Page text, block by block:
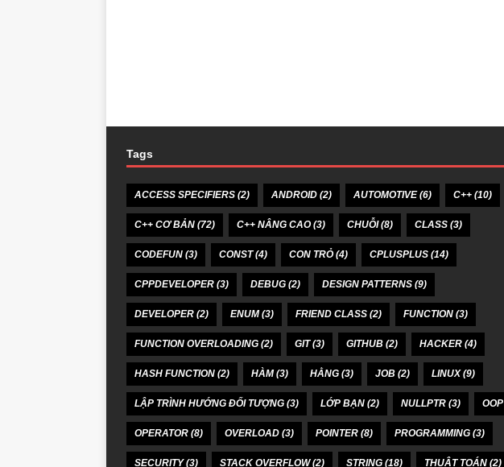
Tags
ACCESS SPECIFIERS (2) ANDROID (2) AUTOMOTIVE(6) C++ (10)
C++ CƠ BẢN (72) C++ NÂNG CAO(3) CHUỖI(8) CLASS (3)
CODEFUN (3) CONST(4) CON TRỎ(4) CPLUSPLUS (14)
CPPDEVELOPER (3) DEBUG (2) DESIGN PATTERNS (9)
DEVELOPER (2) ENUM(3) FRIEND CLASS (2) FUNCTION (3)
FUNCTION OVERLOADING (2) GIT(3) GITHUB (2) HACKER (4)
HASH FUNCTION (2) HÀM(3) HẰNG (3) JOB (2) LINUX(9)
LẬP TRÌNH HƯỚNG ĐỐI TƯỢNG (3) LỚP BẠN (2) NULLPTR (3) OOP
OPERATOR (8) OVERLOAD (3) POINTER (8) PROGRAMMING (3)
SECURITY(3) STACK OVERFLOW(2) STRING (18) THUẬT TOÁN (2)